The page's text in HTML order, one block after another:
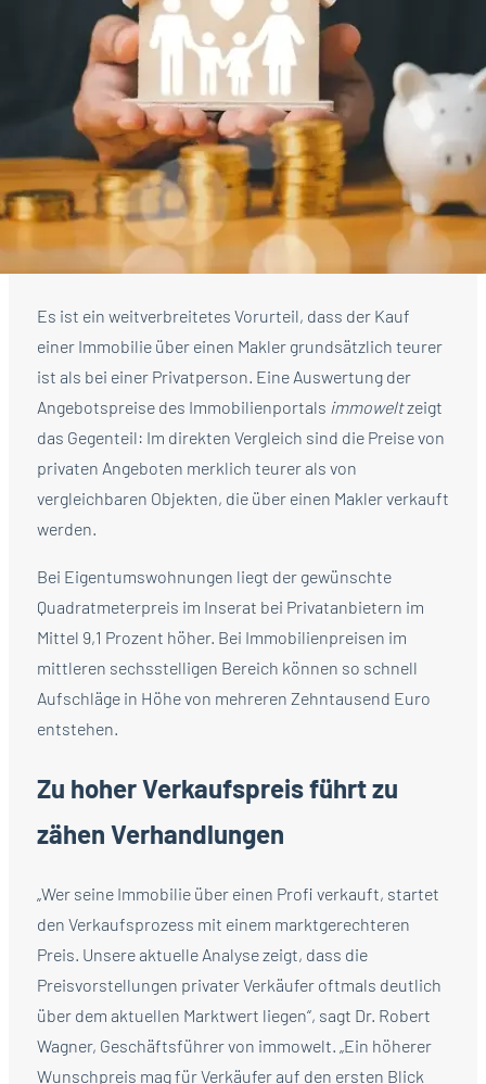
Es ist ein weitverbreitetes Vorurteil, dass der Kauf
einer Immobilie über einen Makler grundsätzlich teurer
ist als bei einer Privatperson. Eine Auswertung der
Angebotspreise des Immobilienportals immoweltzeigt
das Gegenteil: Im direkten Vergleich sind die Preise von
privaten Angeboten merklich teurer als von
vergleichbaren Objekten, die über einen Makler verkauft
werden.
Bei Eigentumswohnungen liegt der gewünschte
Quadratmeterpreis im Inserat bei Privatanbietern im
Mittel 9,1 Prozent höher. Bei Immobilienpreisen im
mittleren sechsstelligen Bereich können so schnell
Aufschläge in Höhe von mehreren Zehntausend Euro
entstehen.
Zu hoher Verkaufspreis führt zu
zähen Verhandlungen
„Wer seine Immobilie über einen Profi verkauft, startet
den Verkaufsprozess mit einem marktgerechteren
Preis. Unsere aktuelle Analyse zeigt, dass die
Preisvorstellungen privater Verkäufer oftmals deutlich
über dem aktuellen Marktwert liegen“, sagt Dr. Robert
Wagner, Geschäftsführer von immowelt. „Ein höherer
Wunschpreis mag für Verkäufer auf den ersten Blick